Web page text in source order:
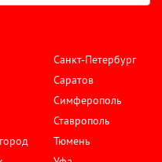
Санкт-Петербург
Саратов
Симферополь
Ставрополь
Тюмень